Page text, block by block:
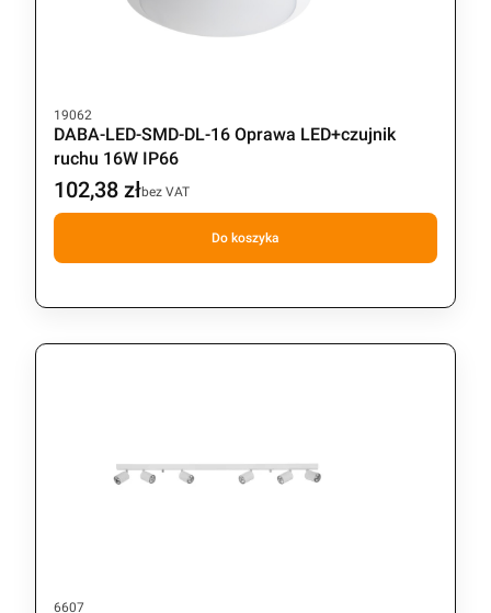
Kod produktu
19062
DABA-LED-SMD-DL-16 Oprawa LED+czujnik
ruchu 16W IP66
Cena
102,38 złbez VAT
Do koszyka
Kod produktu
6607